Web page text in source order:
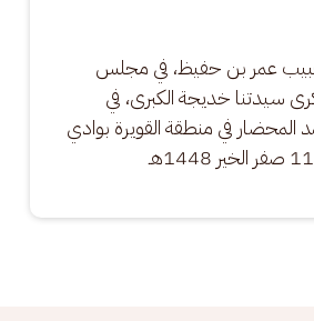
عمر بن حفيظ، في مجلس
سيدتنا خديجة الكبرى، في
في منطقة القويرة بوادي